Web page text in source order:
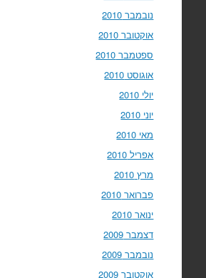
נובמבר 2010
אוקטובר 2010
ספטמבר 2010
אוגוסט 2010
יולי 2010
יוני 2010
מאי 2010
אפריל 2010
מרץ 2010
פברואר 2010
ינואר 2010
דצמבר 2009
נובמבר 2009
אוקטובר 2009